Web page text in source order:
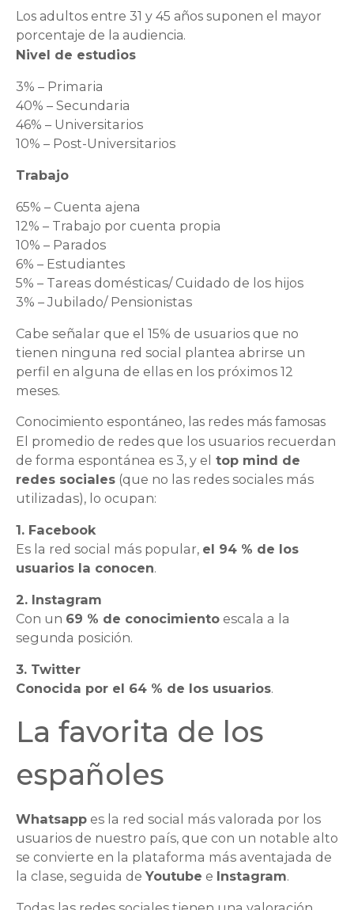
Los adultos entre 31 y 45 años suponen el mayor
porcentaje de la audiencia.
Nivel de estudios
3% – Primaria
40% – Secundaria
46% – Universitarios
10% – Post-Universitarios
Trabajo
65% – Cuenta ajena
12% – Trabajo por cuenta propia
10% – Parados
6% – Estudiantes
5% – Tareas domésticas/ Cuidado de los hijos
3% – Jubilado/ Pensionistas
Cabe señalar que el 15% de usuarios que no
tienen ninguna red social plantea abrirse un
perfil en alguna de ellas en los próximos 12
meses.
Conocimiento espontáneo, las redes más famosas
El promedio de redes que los usuarios recuerdan
de forma espontánea es 3, y el top mind de
redes sociales (que no las redes sociales más
utilizadas), lo ocupan:
1. Facebook
Es la red social más popular, el 94 % de los
usuarios la conocen.
2. Instagram
Con un 69 % de conocimiento escala a la
segunda posición.
3. Twitter
Conocida por el 64 % de los usuarios.
La favorita de los
españoles
Whatsapp es la red social más valorada por los
usuarios de nuestro país, que con un notable alto
se convierte en la plataforma más aventajada de
la clase, seguida de Youtube e Instagram.